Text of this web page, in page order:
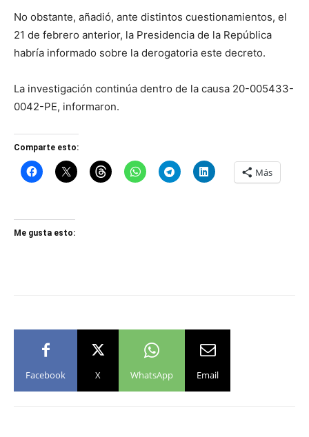
No obstante, añadió, ante distintos cuestionamientos, el
21 de febrero anterior, la Presidencia de la República
habría informado sobre la derogatoria este decreto.
La investigación continúa dentro de la causa 20-005433-
0042-PE, informaron.
Comparte esto:
Más
Me gusta esto:
Facebook X WhatsApp Email